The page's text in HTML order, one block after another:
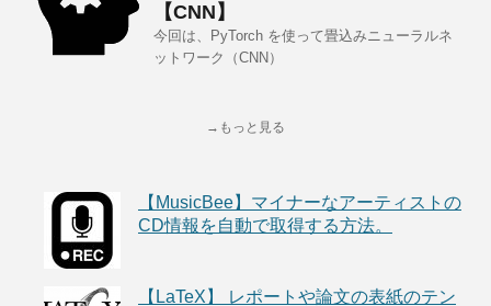
【CNN】
今回は、PyTorch を使って畳込みニューラルネ
ットワーク（CNN）
→もっと見る
【MusicBee】マイナーなアーティストの
CD情報を自動で取得する方法。
【LaTeX】 レポートや論文の表紙のテン